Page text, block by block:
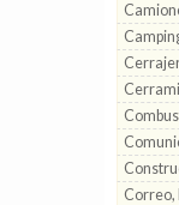
Correo,